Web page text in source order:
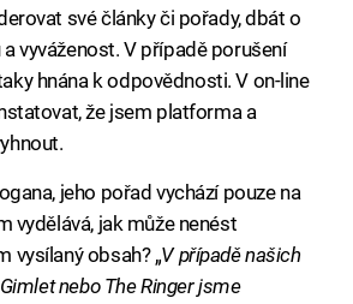
své články či pořady, dbát o
vyváženost. V případě porušení
hnána k odpovědnosti. V on-line
že jsem platforma a
jeho pořad vychází pouze na
vydělává, jak může nenést
vysílaný obsah? „V případě našich
nebo The Ringer jsme